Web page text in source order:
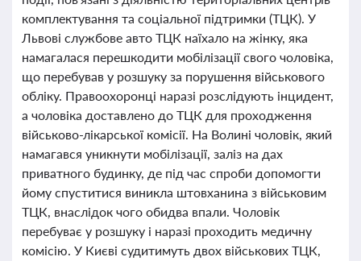
комплектування та соціальної підтримки (ТЦК). У
Львові службове авто ТЦК наїхало на жінку, яка
намагалася перешкодити мобілізації свого чоловіка,
що перебував у розшуку за порушення військового
обліку. Правоохоронці наразі розслідують інцидент,
а чоловіка доставлено до ТЦК для проходження
військово-лікарської комісії. На Волині чоловік, який
намагався уникнути мобілізації, заліз на дах
приватного будинку, де під час спроби допомогти
йому спуститися виникла штовханина з військовим
ТЦК, внаслідок чого обидва впали. Чоловік
перебуває у розшуку і наразі проходить медичну
комісію. У Києві судитимуть двох військових ТЦК,